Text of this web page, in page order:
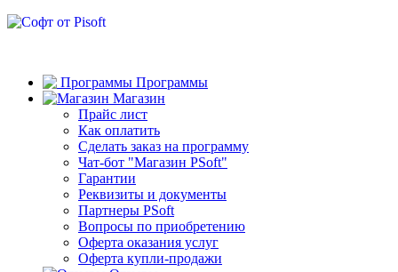
Программы
Магазин
Прайс лист
Как оплатить
Сделать заказ на программу
Чат-бот "Магазин PSoft"
Гарантии
Реквизиты и документы
Партнеры PSoft
Вопросы по приобретению
Оферта оказания услуг
Оферта купли-продажи